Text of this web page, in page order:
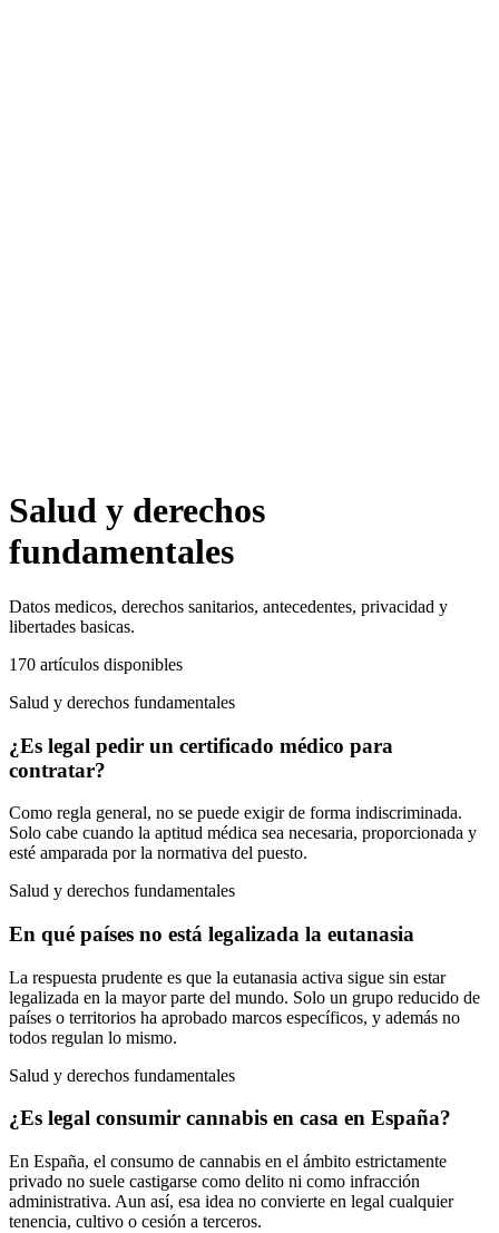
Salud y derechos
fundamentales
Datos medicos, derechos sanitarios, antecedentes, privacidad y
libertades basicas.
170 artículos disponibles
Salud y derechos fundamentales
¿Es legal pedir un certificado médico para
contratar?
Como regla general, no se puede exigir de forma indiscriminada.
Solo cabe cuando la aptitud médica sea necesaria, proporcionada y
esté amparada por la normativa del puesto.
Salud y derechos fundamentales
En qué países no está legalizada la eutanasia
La respuesta prudente es que la eutanasia activa sigue sin estar
legalizada en la mayor parte del mundo. Solo un grupo reducido de
países o territorios ha aprobado marcos específicos, y además no
todos regulan lo mismo.
Salud y derechos fundamentales
¿Es legal consumir cannabis en casa en España?
En España, el consumo de cannabis en el ámbito estrictamente
privado no suele castigarse como delito ni como infracción
administrativa. Aun así, esa idea no convierte en legal cualquier
tenencia, cultivo o cesión a terceros.